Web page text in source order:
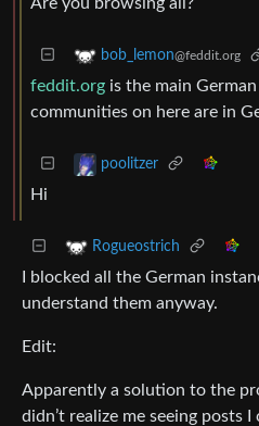
bob_lemon@feddit.org
feddit.org is the main
communities on here are in
poolitzer
Hi
Rogueostrich
I blocked all the German
understand them anyway.
Edit:
Apparently a solution to the
didn’t realize me seeing posts